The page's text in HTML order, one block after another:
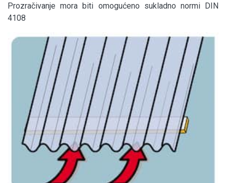
Prozračivanje mora biti omogućeno sukladno normi DIN
4108